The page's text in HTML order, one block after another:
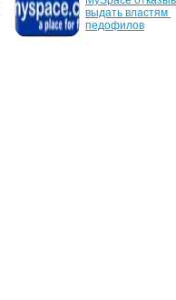
выдать властям
педофилов